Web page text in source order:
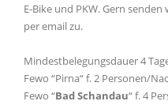
E-Bike und PKW. Gern
per email zu.
Mindestbelegungsdauer 4
Fewo “Pirna“ f. 2 Personen/
Fewo “Bad Schandau“ f. 4